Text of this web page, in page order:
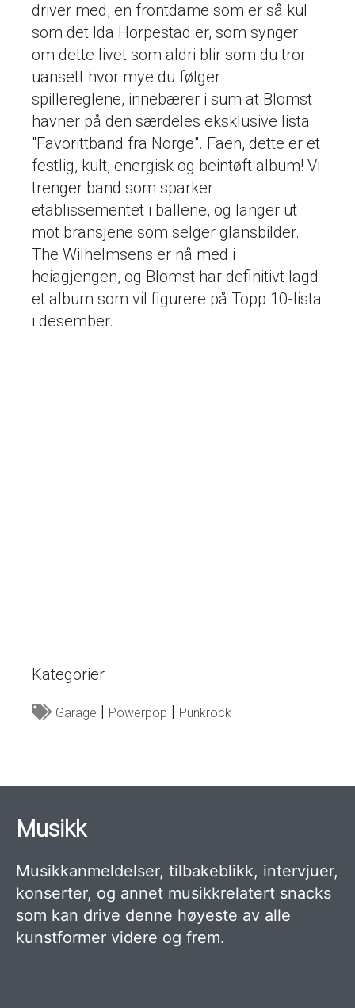
driver med, en frontdame som er så kul
som det Ida Horpestad er, som synger
om dette livet som aldri blir som du tror
uansett hvor mye du følger
spillereglene, innebærer i sum at Blomst
havner på den særdeles eksklusive lista
"Favorittband fra Norge". Faen, dette er et
festlig, kult, energisk og beintøft album! Vi
trenger band som sparker
etablissementet i ballene, og langer ut
mot bransjene som selger glansbilder.
The Wilhelmsens er nå med i
heiagjengen, og Blomst har definitivt lagd
et album som vil figurere på Topp 10-lista
i desember.
Kategorier
Garage Powerpop Punkrock
Musikk
Musikkanmeldelser, tilbakeblikk, intervjuer,
konserter, og annet musikkrelatert snacks
som kan drive denne høyeste av alle
kunstformer videre og frem.